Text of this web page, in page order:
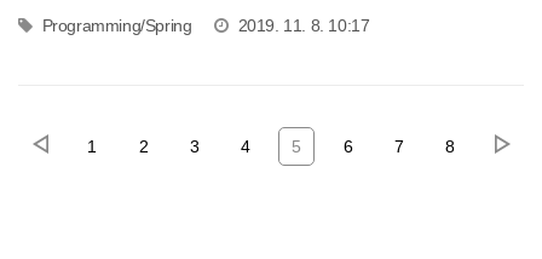
Programming/Spring 2019. 11. 8. 10:17
1 2 3 4 5 6 7 8